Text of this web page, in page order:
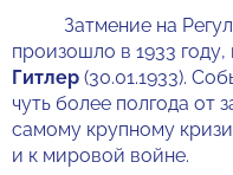
Затмение на Регуле
произошло в 1933 году,
Гитлер (30.01.1933).
чуть более полгода от
самому крупному
и к мировой войне.